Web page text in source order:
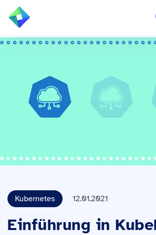
LEISTUNGEN
BRANCHEN
WISSEN & EVENTS
Kubernetes 12.01.2021
Einführung in